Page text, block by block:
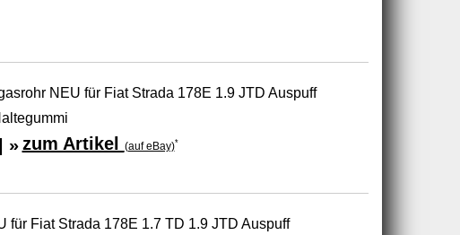
NEU für Fiat Strada 178E 1.9 JTD Auspuff
» zum Artikel (auf eBay)*
für Fiat Strada 178E 1.7 TD 1.9 JTD Auspuff